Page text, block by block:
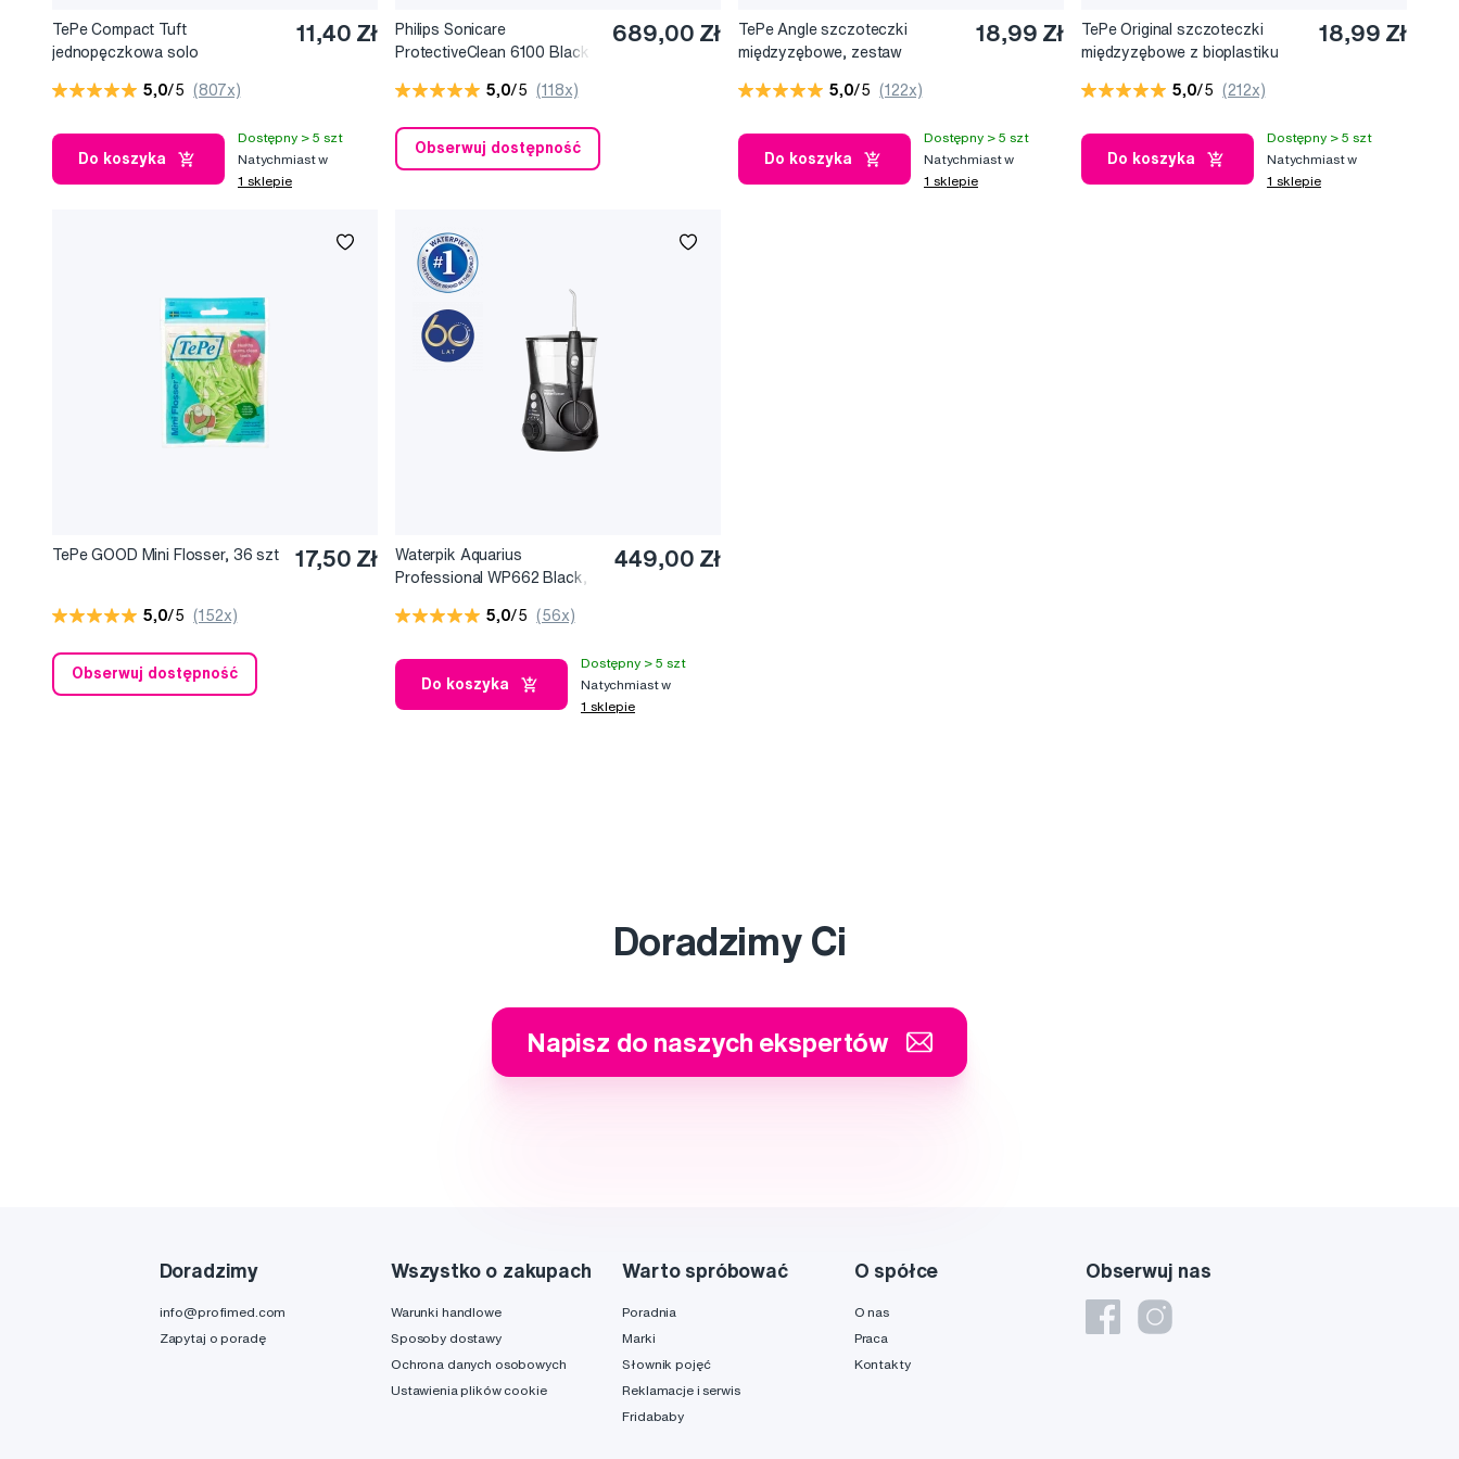
TePe Compact Tuft
jednopęczkowa solo
11,40 Zł
5,0/5 (807x)
Do koszyka
Dostępny > 5 szt
Natychmiast w
1 sklepie
Philips Sonicare
ProtectiveClean 6100 Black
szczoteczka soniczna do
689,00 Zł
5,0/5 (118x)
Obserwuj dostępność
TePe Angle szczoteczki
międzyzębowe, zestaw
18,99 Zł
5,0/5 (122x)
Do koszyka
Dostępny > 5 szt
Natychmiast w
1 sklepie
TePe Original szczoteczki
międzyzębowe z bioplastiku
18,99 Zł
5,0/5 (212x)
Do koszyka
Dostępny > 5 szt
Natychmiast w
1 sklepie
TePe GOOD Mini Flosser, 36 szt 17,50 Zł
5,0/5 (152x)
Obserwuj dostępność
Waterpik Aquarius
Professional WP662 Black,
449,00 Zł
5,0/5 (56x)
Do koszyka
Dostępny > 5 szt
Natychmiast w
1 sklepie
Doradzimy Ci
Napisz do naszych ekspertów
Obserwuj nas
Doradzimy
info@profimed.com
Zapytaj o poradę
Wszystko o zakupach
Warunki handlowe
Sposoby dostawy
Ochrona danych osobowych
Ustawienia plików cookie
Warto spróbować
Poradnia
Marki
Słownik pojęć
Reklamacje i serwis
Fridababy
O spółce
O nas
Praca
Kontakty